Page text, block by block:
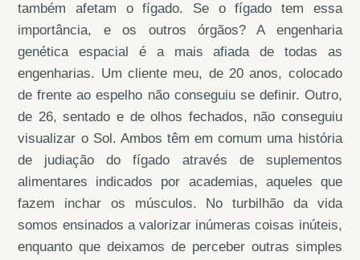
também afetam o fígado. Se o fígado tem essa
importância, e os outros órgãos? A engenharia
genética espacial é a mais afiada de todas as
engenharias. Um cliente meu, de 20 anos, colocado
de frente ao espelho não conseguiu se definir. Outro,
de 26, sentado e de olhos fechados, não conseguiu
visualizar o Sol. Ambos têm em comum uma história
de judiação do fígado através de suplementos
alimentares indicados por academias, aqueles que
fazem inchar os músculos. No turbilhão da vida
somos ensinados a valorizar inúmeras coisas inúteis,
enquanto que deixamos de perceber outras simples